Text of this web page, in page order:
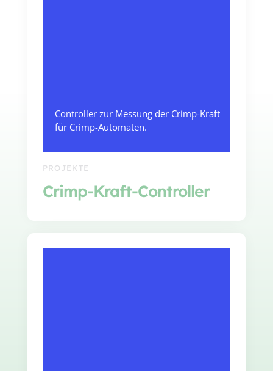
Controller zur Messung der Crimp-Kraft
für Crimp-Automaten.
PROJEKTE
Crimp-Kraft-Controller